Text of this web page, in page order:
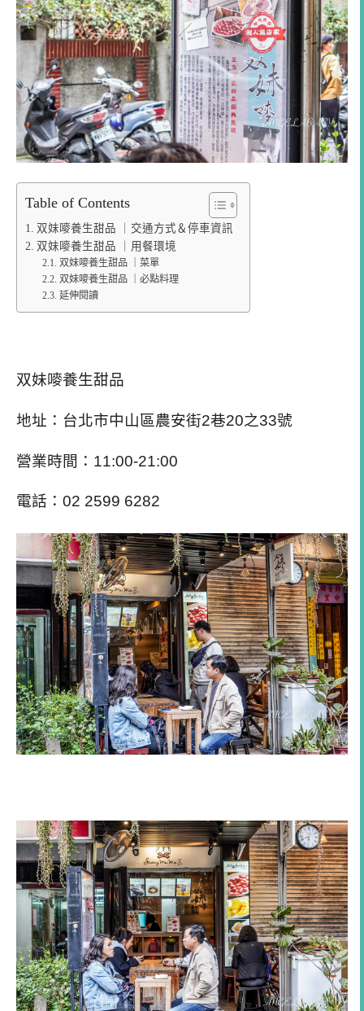
Table of Contents
双妹嘜養生甜品 ｜交通方式＆停車資訊
双妹嘜養生甜品 ｜用餐環境
双妹嘜養生甜品 ｜菜單
双妹嘜養生甜品 ｜必點料理
延伸閱讀
双妹嘜養生甜品
地址：台北市中山區農安街2巷20之33號
營業時間： 11:00-21:00
電話： 02 2599 6282